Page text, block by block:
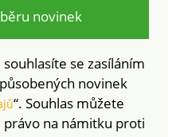
novinek
se zasíláním
novinek
“. Souhlas můžete
na námitku proti